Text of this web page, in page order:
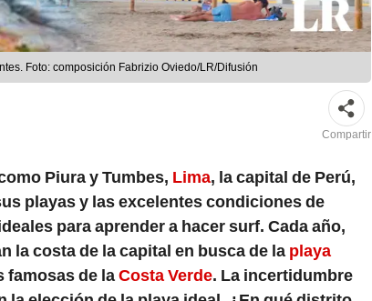
Foto: composición Fabrizio Oviedo/LR/Difusión
Compartir
Piura y Tumbes, Lima, la capital de Perú,
playas y las excelentes condiciones de
para aprender a hacer surf. Cada año,
la costa de la capital en busca de la playa
famosas de laCosta Verde. La incertidumbre